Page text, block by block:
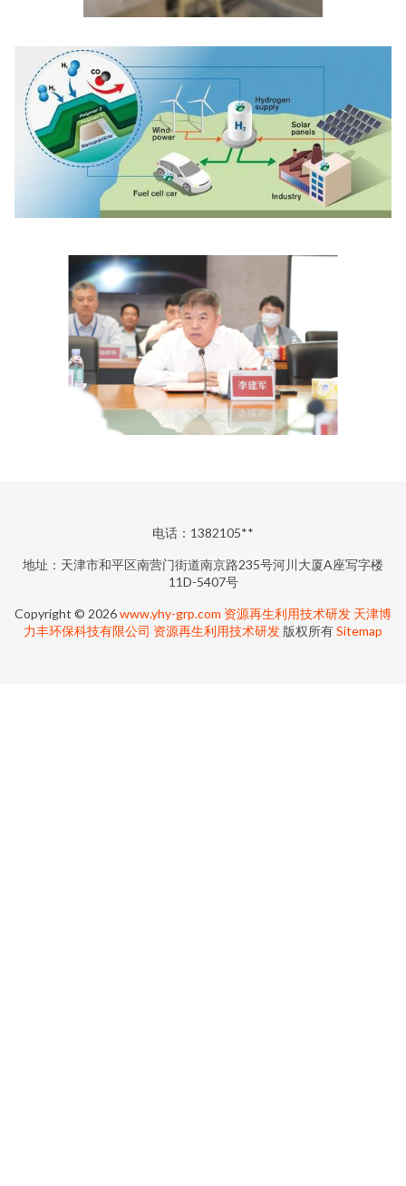
电话：1382105**
地址：天津市和平区南营门街道南京路235号河川大厦A座写字楼
11D-5407号
Copyright © 2026www.yhy-grp.com 资源再生利用技术研发 天津博
力丰环保科技有限公司 资源再生利用技术研发 版权所有Sitemap